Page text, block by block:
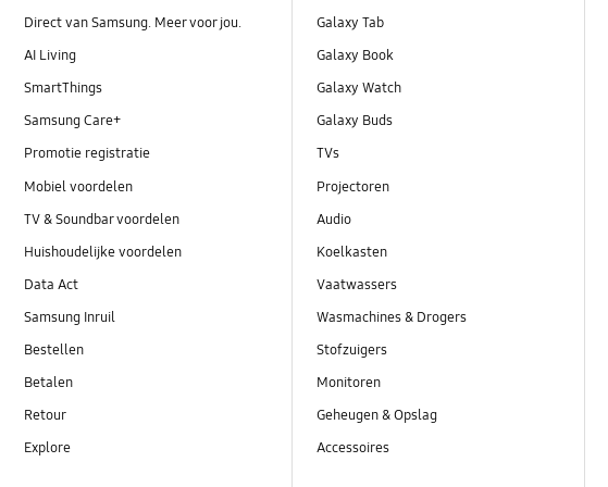
Direct van Samsung. Meer voor jou.
AI Living
SmartThings
Samsung Care+
Promotie registratie
Mobiel voordelen
TV & Soundbar voordelen
Huishoudelijke voordelen
Data Act
Samsung Inruil
Bestellen
Betalen
Retour
Explore
Galaxy Tab
Galaxy Book
Galaxy Watch
Galaxy Buds
TVs
Projectoren
Audio
Koelkasten
Vaatwassers
Wasmachines & Drogers
Stofzuigers
Monitoren
Geheugen & Opslag
Accessoires